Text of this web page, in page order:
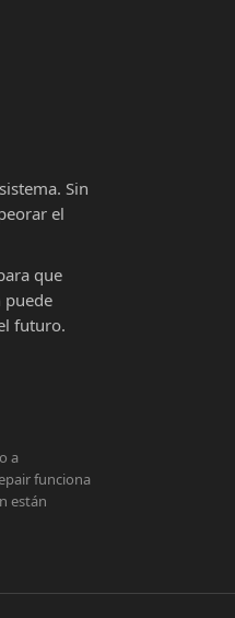
Sin
el
que
puede
futuro.
a
funciona
están